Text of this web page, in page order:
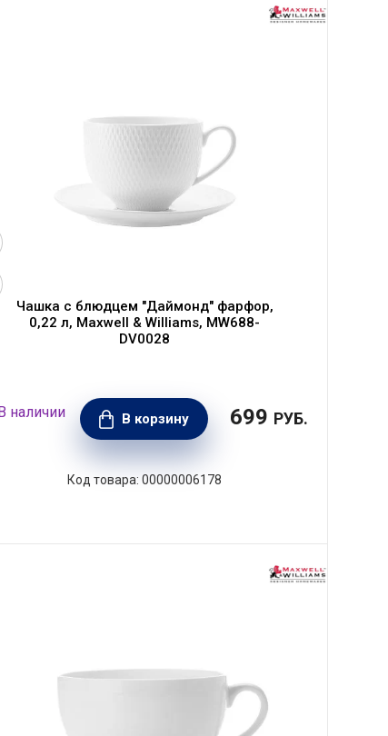
Чашка с блюдцем "Даймонд" фарфор,
0,22 л, Maxwell & Williams, MW688-
DV0028
В корзину 699 РУБ.
00000006178